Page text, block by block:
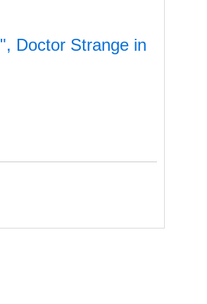
", Doctor Strange in